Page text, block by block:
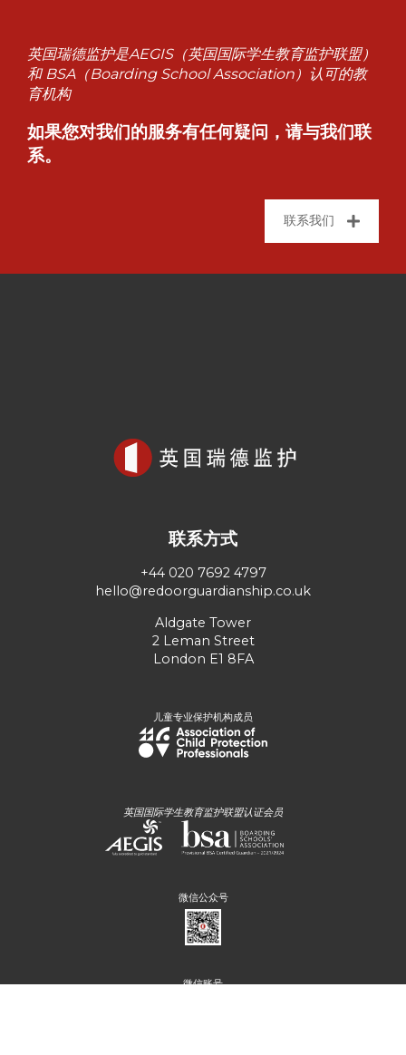
英国瑞德监护是AEGIS（英国国际学生教育监护联盟）
和 BSA（Boarding School Association）认可的教
育机构
如果您对我们的服务有任何疑问，请与我们联
系。
联系我们
联系方式
+44 020 7692 4797
hello@redoorguardianship.co.uk
Aldgate Tower
2 Leman Street
London E1 8FA
儿童专业保护机构成员
英国国际学生教育监护联盟认证会员